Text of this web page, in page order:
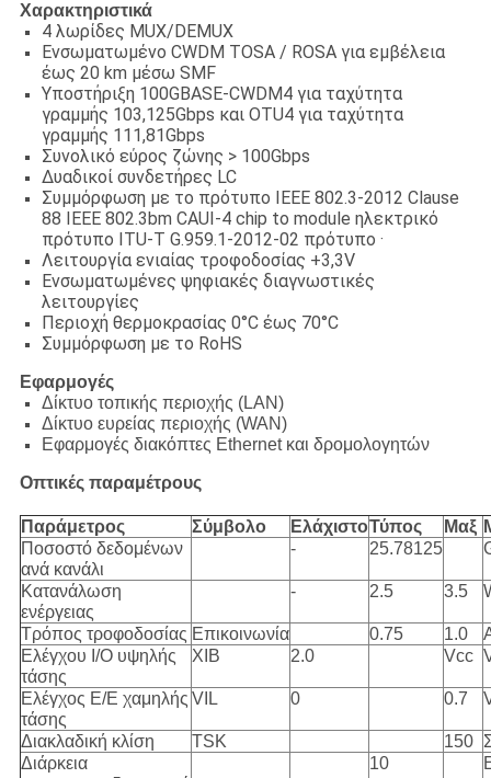
Χαρακτηριστικά
4 λωρίδες MUX/DEMUX
Ενσωματωμένο CWDM TOSA / ROSA για εμβέλεια
έως 20 km μέσω SMF
Υποστήριξη 100GBASE-CWDM4 για ταχύτητα
γραμμής 103,125Gbps και OTU4 για ταχύτητα
γραμμής 111,81Gbps
Συνολικό εύρος ζώνης > 100Gbps
Δυαδικοί συνδετήρες LC
Συμμόρφωση με το πρότυπο IEEE 802.3-2012 Clause
88 IEEE 802.3bm CAUI-4 chip to module ηλεκτρικό
πρότυπο ITU-T G.959.1-2012-02 πρότυπο ·
Λειτουργία ενιαίας τροφοδοσίας +3,3V
Ενσωματωμένες ψηφιακές διαγνωστικές
λειτουργίες
Περιοχή θερμοκρασίας 0°C έως 70°C
Συμμόρφωση με το RoHS
Εφαρμογές
Δίκτυο τοπικής περιοχής (LAN)
Δίκτυο ευρείας περιοχής (WAN)
Εφαρμογές διακόπτες Ethernet και δρομολογητών
Οπτικές παραμέτρους
Παράμετρος Σύμβολο ΕλάχιστοΤύπος Μαξ
Ποσοστό δεδομένων
ανά κανάλι
- 25.78125
Κατανάλωση
ενέργειας
- 2.5 3.5
Τρόπος τροφοδοσίας Επικοινωνία 0.75 1.0
Ελέγχου I/O υψηλής
τάσης
ΧΙΒ 2.0 Vcc
Ελέγχος Ε/Ε χαμηλής
τάσης
VIL 0 0.7
Διακλαδική κλίση TSK 150
Διάρκεια
10